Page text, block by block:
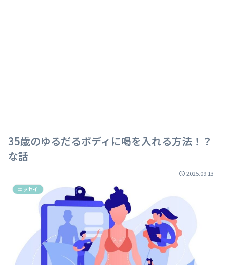
35歳のゆるだるボディに喝を入れる方法！？
な話
2025.09.13
エッセイ